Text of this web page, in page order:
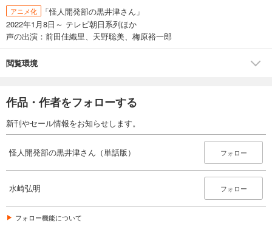
165
円 (税込)
完結
165円 (税込)
完結
試し読み
あらすじを表示する
怪人開発部の黒井津さん（単話版）第48話
カート
アニメ化
「怪人開発部の黒井津さん」
2022年1月8日～ テレビ朝日系列ほか
声の出演：前田佳織里、天野聡美、梅原裕一郎
閲覧環境
作品・作者をフォローする
新刊やセール情報をお知らせします。
怪人開発部の黒井津さん（単話版） フォロー
水崎弘明 フォロー
フォロー機能について